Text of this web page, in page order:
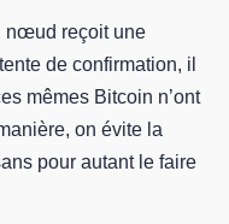
nœud reçoit une
de confirmation, il
mêmes Bitcoin n’ont
on évite la
pour autant le faire